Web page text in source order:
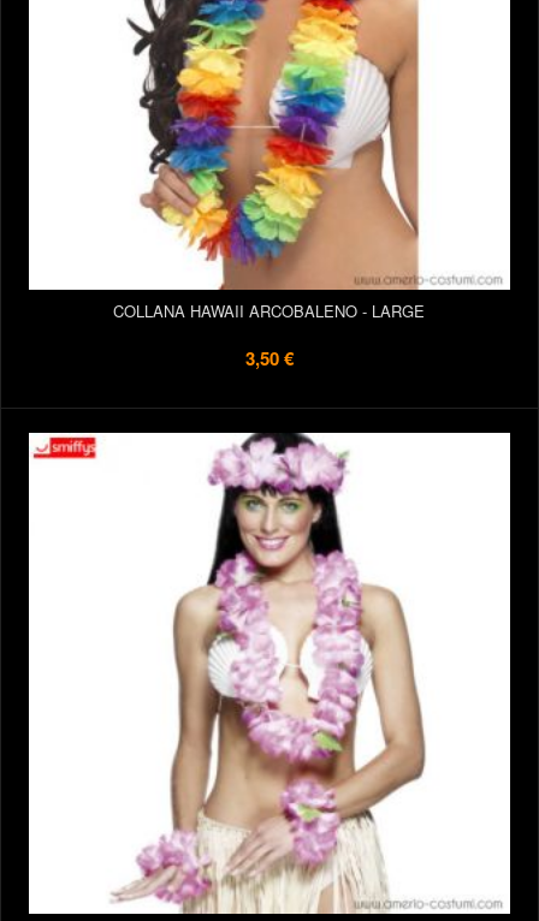
COLLANA HAWAII ARCOBALENO - LARGE
3,50 €